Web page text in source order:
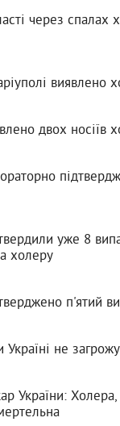
через спалах
виявлено
двох носіїв
уже 8
холеру
п'ятий
Україні не
України: